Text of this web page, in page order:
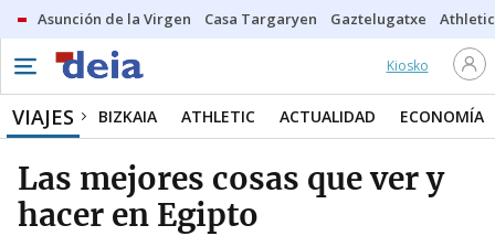
Asunción de la Virgen Casa Targaryen Gaztelugatxe Athletic
Kiosko
VIAJES BIZKAIA ATHLETIC ACTUALIDAD ECONOMÍA
Las mejores cosas que ver y
hacer en Egipto